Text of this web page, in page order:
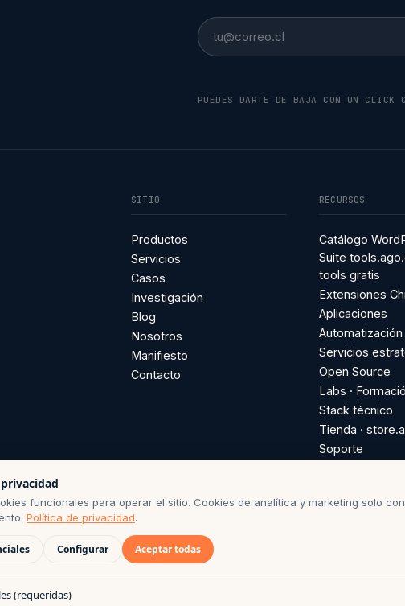
Email
PUEDES DARTE DE BAJA CON UN
SITIO
Productos
Servicios
Casos
Investigación
Blog
Nosotros
Manifiesto
Contacto
RECURSOS
Catálogo
Suite
tools gratis
Extensiones
Aplicaciones
Automatización
Servicios
Open Source
Labs ·
Stack técnico
Tienda ·
Soporte
GitHub
DE CONSERVACIÓN SEGÚN POLÍTICA DE PRIVACIDAD · BASE DE
funcionales para operar el sitio. Cookies de analítica y marketing solo
Política de privacidad.
Configurar Aceptar todas
(requeridas)